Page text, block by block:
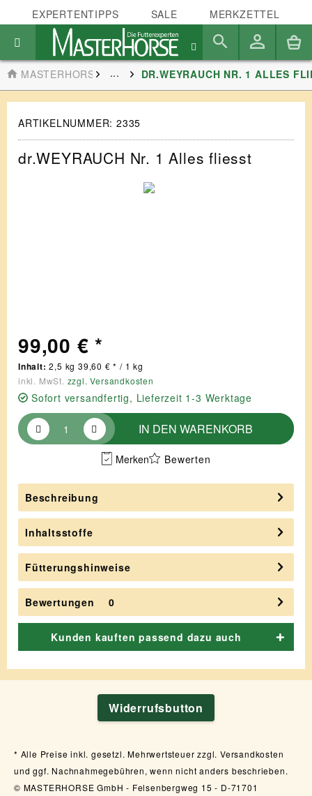
EXPERTENTIPPS SALE MERKZETTEL
MASTERHORSE ... DR.WEYRAUCH NR. 1 ALLES
ARTIKELNUMMER:2335
dr.WEYRAUCH Nr. 1 Alles fliesst
99,00 € *
Inhalt:2,5 kg 39,60 € * / 1 kg
inkl. MwSt. zzgl. Versandkosten
Sofort versandfertig, Lieferzeit 1-3 Werktage
IN DEN WARENKORB
Merken Bewerten
Beschreibung
Inhaltsstoffe
Fütterungshinweise
Bewertungen 0
Kunden kauften passend dazu auch
Widerrufsbutton
Alle Preise inkl. gesetzl. Mehrwertsteuer zzgl. Versandkosten
und ggf. Nachnahmegebühren, wenn nicht anders beschrieben.
© MASTERHORSE GmbH - Felsenbergweg 15 - D-71701